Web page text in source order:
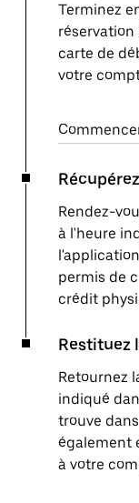
Terminez
réservation
carte de
votre
Rendez-
à l'heure
permis de
crédit
Restituez
Retournez
indiqué
trouve
également
à votre